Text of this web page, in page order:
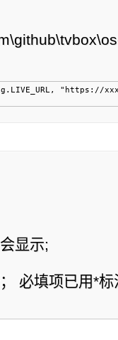
"https://
显示;
必填项已用*标